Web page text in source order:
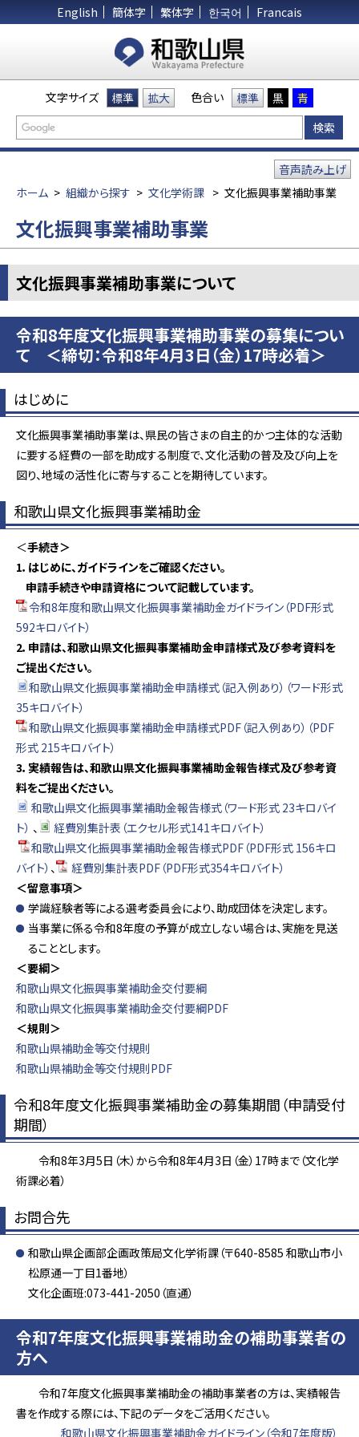
English 簡体字 繁体字 한국어 Francais
文字サイズ 標準 拡大 色合い 標準 黒 青
ホーム > 組織から探す > 文化学術課 > 文化振興事業補助事業
音声読み上げ
文化振興事業補助事業
文化振興事業補助事業について
令和8年度文化振興事業補助事業の募集につい
て ＜締切：令和8年4月3日（金）17時必着＞
はじめに
文化振興事業補助事業は、県民の皆さまの自主的かつ主体的な活動
に要する経費の一部を助成する制度で、文化活動の普及及び向上を
図り、地域の活性化に寄与することを期待しています。
和歌山県文化振興事業補助金
＜手続き＞
1．はじめに、ガイドラインをご確認ください。
申請手続きや申請資格について記載しています。
令和8年度和歌山県文化振興事業補助金ガイドライン（PDF形式
592キロバイト）
2．申請は、和歌山県文化振興事業補助金申請様式及び参考資料を
ご提出ください。
和歌山県文化振興事業補助金申請様式（記入例あり）（ワード形式
35キロバイト）
和歌山県文化振興事業補助金申請様式PDF（記入例あり）（PDF
形式 215キロバイト）
3．実績報告は、和歌山県文化振興事業補助金報告様式及び参考資
料をご提出ください。
和歌山県文化振興事業補助金報告様式（ワード形式 23キロバイ
ト） 、
経費別集計表（エクセル形式141キロバイト）
和歌山県文化振興事業補助金報告様式PDF（PDF形式 156キロ
バイト） 、
経費別集計表PDF（PDF形式354キロバイト）
＜留意事項＞
学識経験者等による選考委員会により、助成団体を決定します。
当事業に係る令和8年度の予算が成立しない場合は、実施を見送
ることとします。
＜要綱＞
和歌山県文化振興事業補助金交付要綱
和歌山県文化振興事業補助金交付要綱PDF
＜規則＞
和歌山県補助金等交付規則
和歌山県補助金等交付規則PDF
令和8年度文化振興事業補助金の募集期間（申請受付
期間）
令和8年3月5日（木）から令和8年4月3日（金）17時まで（文化学
術課必着）
お問合先
和歌山県企画部企画政策局文化学術課（〒640-8585 和歌山市小
松原通一丁目1番地）
文化企画班:073-441-2050（直通）
令和7年度文化振興事業補助金の補助事業者の
方へ
令和7年度文化振興事業補助金の補助事業者の方は、実績報告
書を作成する際には、下記のデータをご活用ください。
和歌山県文化振興事業補助金ガイドライン（令和7年度版）